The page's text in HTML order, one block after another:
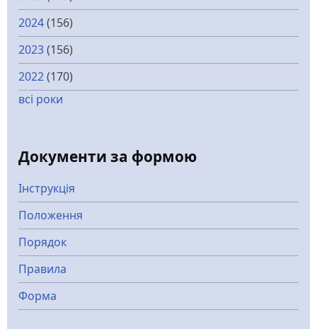
2024(156)
2023(156)
2022(170)
всі роки
Документи за формою
Інструкція
Положення
Порядок
Правила
Форма